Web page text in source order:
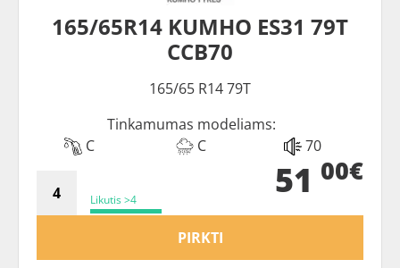
165/65R14 KUMHO ES31 79T
CCB70
165/65 R14 79T
Tinkamumas modeliams:
C
C 70
Likutis >4 51 00€
PIRKTI